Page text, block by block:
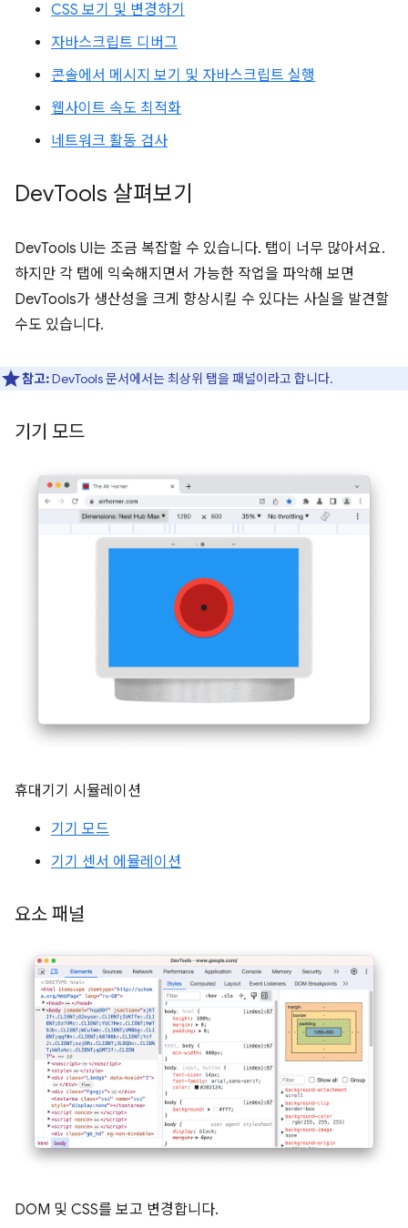
CSS 보기 및 변경하기
자바스크립트 디버그
콘솔에서 메시지 보기 및 자바스크립트 실행
웹사이트 속도 최적화
네트워크 활동 검사
DevTools 살펴보기
DevTools UI는 조금 복잡할 수 있습니다. 탭이 너무 많아서요.
하지만 각 탭에 익숙해지면서 가능한 작업을 파악해 보면
DevTools가 생산성을 크게 향상시킬 수 있다는 사실을 발견할
수도 있습니다.
참고:DevTools 문서에서는 최상위 탭을 패널이라고 합니다.
기기 모드
휴대기기 시뮬레이션
기기 모드
기기 센서 에뮬레이션
요소 패널
DOM 및 CSS를 보고 변경합니다.